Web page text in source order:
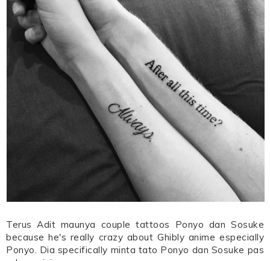
Terus Adit maunya couple tattoos Ponyo dan Sosuke
because he's really crazy about Ghibly anime especially
Ponyo. Dia specifically minta tato Ponyo dan Sosuke pas